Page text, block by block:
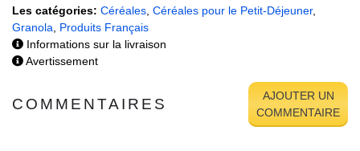
Les catégories: Céréales Céréales pour le Petit-Déjeuner,
Granola
Produits Français
Informations sur la livraison
Avertissement
COMMENTAIRES
AJOUTER UN
COMMENTAIRE